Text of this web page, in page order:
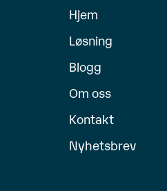
Hjem
Løsning
Blogg
Om oss
Kontakt
Nyhetsbrev